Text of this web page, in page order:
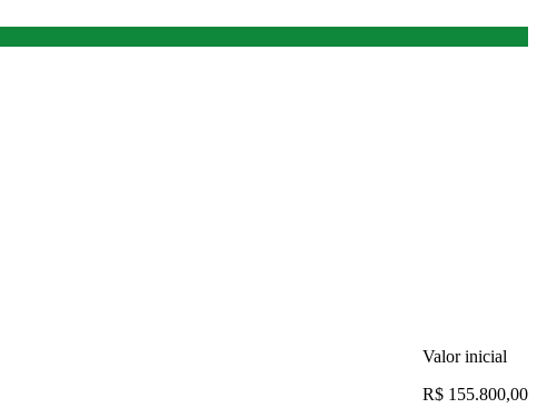
Valor inicial
R$ 155.800,00